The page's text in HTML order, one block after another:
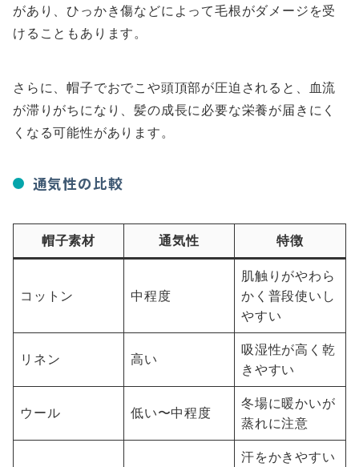
があり、ひっかき傷などによって毛根がダメージを受
けることもあります。
さらに、帽子でおでこや頭頂部が圧迫されると、血流
が滞りがちになり、髪の成長に必要な栄養が届きにく
くなる可能性があります。
通気性の比較
帽子素材 通気性 特徴
コットン 中程度
肌触りがやわら
かく普段使いし
やすい
リネン 高い
吸湿性が高く乾
きやすい
ウール 低い〜中程度
冬場に暖かいが
蒸れに注意
汗をかきやすい